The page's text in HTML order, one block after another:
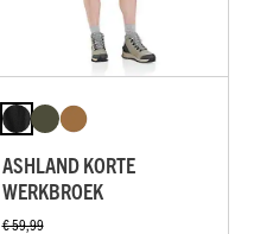
ASHLAND KORTE
WERKBROEK
€ 59,99